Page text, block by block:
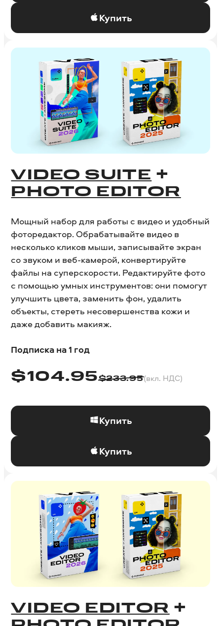
Купить
VIDEO SUITE +
PHOTO EDITOR
Мощный набор для работы с видео и удобный
фоторедактор. Обрабатывайте видео в
несколько кликов мыши, записывайте экран
со звуком и веб-камерой, конвертируйте
файлы на суперскорости. Редактируйте фото
с помощью умных инструментов: они помогут
улучшить цвета, заменить фон, удалить
объекты, стереть несовершенства кожи и
даже добавить макияж.
Подписка на 1 год
$104.95$233.95(вкл. НДС)
Купить
Купить
VIDEO EDITOR +